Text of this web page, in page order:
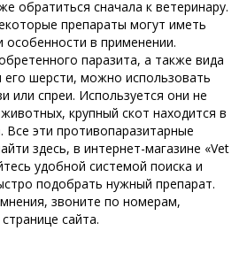
обратиться сначала к ветеринару.
препараты могут иметь
особенности в применении.
паразита, а также вида
его шерсти, можно использовать
или спреи. Используется они не
крупный скот находится в
Все эти противопаразитарные
здесь, в интернет-магазине «Vet
удобной системой поиска и
подобрать нужный препарат.
звоните по номерам,
сайта.